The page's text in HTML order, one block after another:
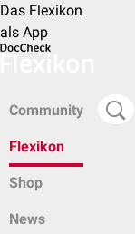
Das Flexikon
als App
Community
Flexikon
Shop
News